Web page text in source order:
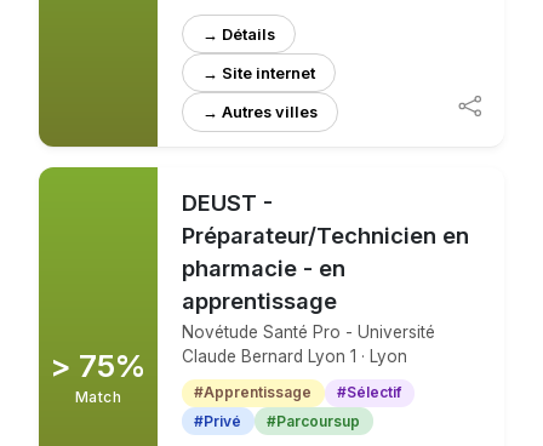
→ Détails
→ Site internet
> 75%
Match
DEUST -
Préparateur/Technicien en
pharmacie - en
apprentissage
Novétude Santé Pro - Université
Claude Bernard Lyon 1 · Lyon
#Apprentissage
#Sélectif
#Privé
#Parcoursup